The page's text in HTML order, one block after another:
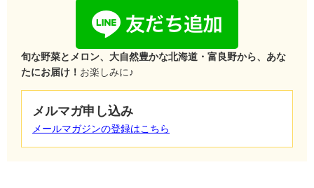
旬な野菜とメロン、大自然豊かな北海道・富良野から、あな
たにお届け！ お楽しみに♪
メルマガ申し込み
メールマガジンの登録はこちら